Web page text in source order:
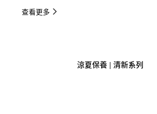
查看更多
涼夏保養 | 清新系列